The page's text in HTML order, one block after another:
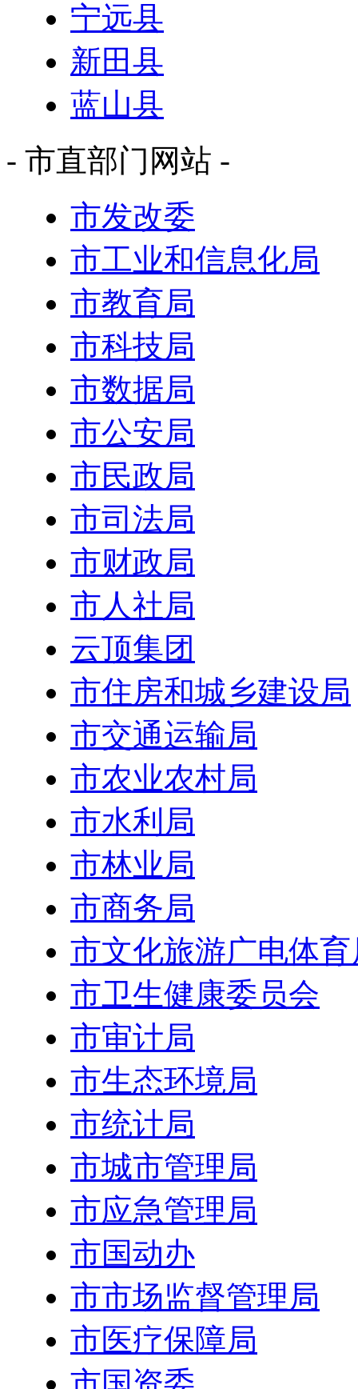
宁远县
新田县
蓝山县
- 市直部门网站 -
市发改委
市工业和信息化局
市教育局
市科技局
市数据局
市公安局
市民政局
市司法局
市财政局
市人社局
云顶集团
市住房和城乡建设局
市交通运输局
市农业农村局
市水利局
市林业局
市商务局
市文化旅游广电体育
市卫生健康委员会
市审计局
市生态环境局
市统计局
市城市管理局
市应急管理局
市国动办
市市场监督管理局
市医疗保障局